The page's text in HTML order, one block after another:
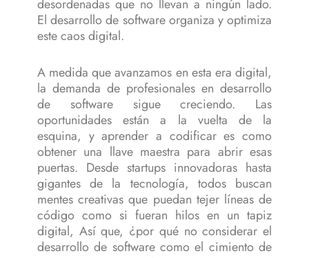
desordenadas que no llevan a ningún lado.
El desarrollo de software organiza y optimiza
este caos digital.
A medida que avanzamos en esta era digital,
la demanda de profesionales en desarrollo
de software sigue creciendo. Las
oportunidades están a la vuelta de la
esquina, y aprender a codificar es como
obtener una llave maestra para abrir esas
puertas. Desde startups innovadoras hasta
gigantes de la tecnología, todos buscan
mentes creativas que puedan tejer líneas de
código como si fueran hilos en un tapiz
digital, Así que, ¿por qué no considerar el
desarrollo de software como el cimiento de